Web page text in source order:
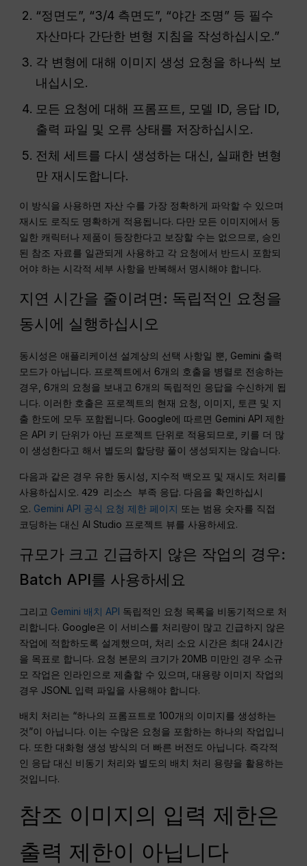
“정면도”, “3/4 측면도”, “야간 조명” 등 필수
자산마다 간단한 변형 지침을 작성하십시오.”
각 변형에 대해 이미지 생성 요청을 하나씩 보
내십시오.
모든 요청에 대해 프롬프트, 모델 ID, 응답 ID,
출력 파일 및 오류 상태를 저장하십시오.
전체 세트를 다시 생성하는 대신, 실패한 변형
만 재시도합니다.
이 방식을 사용하면 자산 수를 가장 정확하게 파악할 수 있으며
재시도 로직도 명확하게 적용됩니다. 다만 모든 이미지에서 동
일한 캐릭터나 제품이 등장한다고 보장할 수는 없으므로, 승인
된 참조 자료를 일관되게 사용하고 각 요청에서 반드시 포함되
어야 하는 시각적 세부 사항을 반복해서 명시해야 합니다.
지연 시간을 줄이려면: 독립적인 요청을
동시에 실행하십시오
동시성은 애플리케이션 설계상의 선택 사항일 뿐, Gemini 출력
모드가 아닙니다. 프로젝트에서 6개의 호출을 병렬로 전송하는
경우, 6개의 요청을 보내고 6개의 독립적인 응답을 수신하게 됩
니다. 이러한 호출은 프로젝트의 현재 요청, 이미지, 토큰 및 지
출 한도에 모두 포함됩니다. Google에 따르면 Gemini API 제한
은 API 키 단위가 아닌 프로젝트 단위로 적용되므로, 키를 더 많
이 생성한다고 해서 별도의 할당량 풀이 생성되지는 않습니다.
다음과 같은 경우 유한 동시성, 지수적 백오프 및 재시도 처리를
사용하십시오. 429 리소스 부족 응답. 다음을 확인하십시
오. Gemini API 공식 요청 제한 페이지 또는 범용 숫자를 직접
코딩하는 대신 AI Studio 프로젝트 뷰를 사용하세요.
규모가 크고 긴급하지 않은 작업의 경우:
Batch API를 사용하세요
그리고 Gemini 배치 API 독립적인 요청 목록을 비동기적으로 처
리합니다. Google은 이 서비스를 처리량이 많고 긴급하지 않은
작업에 적합하도록 설계했으며, 처리 소요 시간은 최대 24시간
을 목표로 합니다. 요청 본문의 크기가 20MB 미만인 경우 소규
모 작업은 인라인으로 제출할 수 있으며, 대용량 이미지 작업의
경우 JSONL 입력 파일을 사용해야 합니다.
배치 처리는 “하나의 프롬프트로 100개의 이미지를 생성하는
것”이 아닙니다. 이는 수많은 요청을 포함하는 하나의 작업입니
다. 또한 대화형 생성 방식의 더 빠른 버전도 아닙니다. 즉각적
인 응답 대신 비동기 처리와 별도의 배치 처리 용량을 활용하는
것입니다.
참조 이미지의 입력 제한은
출력 제한이 아닙니다